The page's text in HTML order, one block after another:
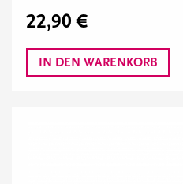
22,90 €
IN DEN WARENKORB